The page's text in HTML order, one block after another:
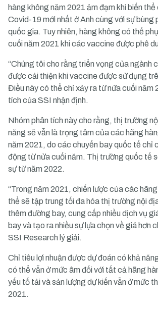
hàng không năm 2021 ảm đạm khi biến
Covid-19 mới nhất ở Anh cùng với sự bùng
quốc gia. Tuy nhiên, hàng không có thể
cuối năm 2021 khi các vaccine được phê
“Chúng tôi cho rằng triển vọng của ngành
được cải thiện khi vaccine được sử dụng
Điều này có thể chỉ xảy ra từ nửa cuối năm
tích của SSI nhận định.
Nhóm phân tích này cho rằng, thị trường
năng sẽ vẫn là trọng tâm của các hãng
năm 2021, do các chuyến bay quốc tế chỉ
động từ nửa cuối năm. Thị trường quốc tế
sự từ năm 2022.
“Trong năm 2021, chiến lược của các
thể sẽ tập trung tối đa hóa thị trường nội
thêm đường bay, cung cấp nhiều dịch vụ
bay và tạo ra nhiều sự lựa chọn về giá hơn
SSI Research lý giải.
Chỉ tiêu lợi nhuận được dự đoán có khả
có thể vẫn ở mức âm đối với tất cả hãng
yếu tố tải và sản lượng dự kiến vẫn ở mức
2021.